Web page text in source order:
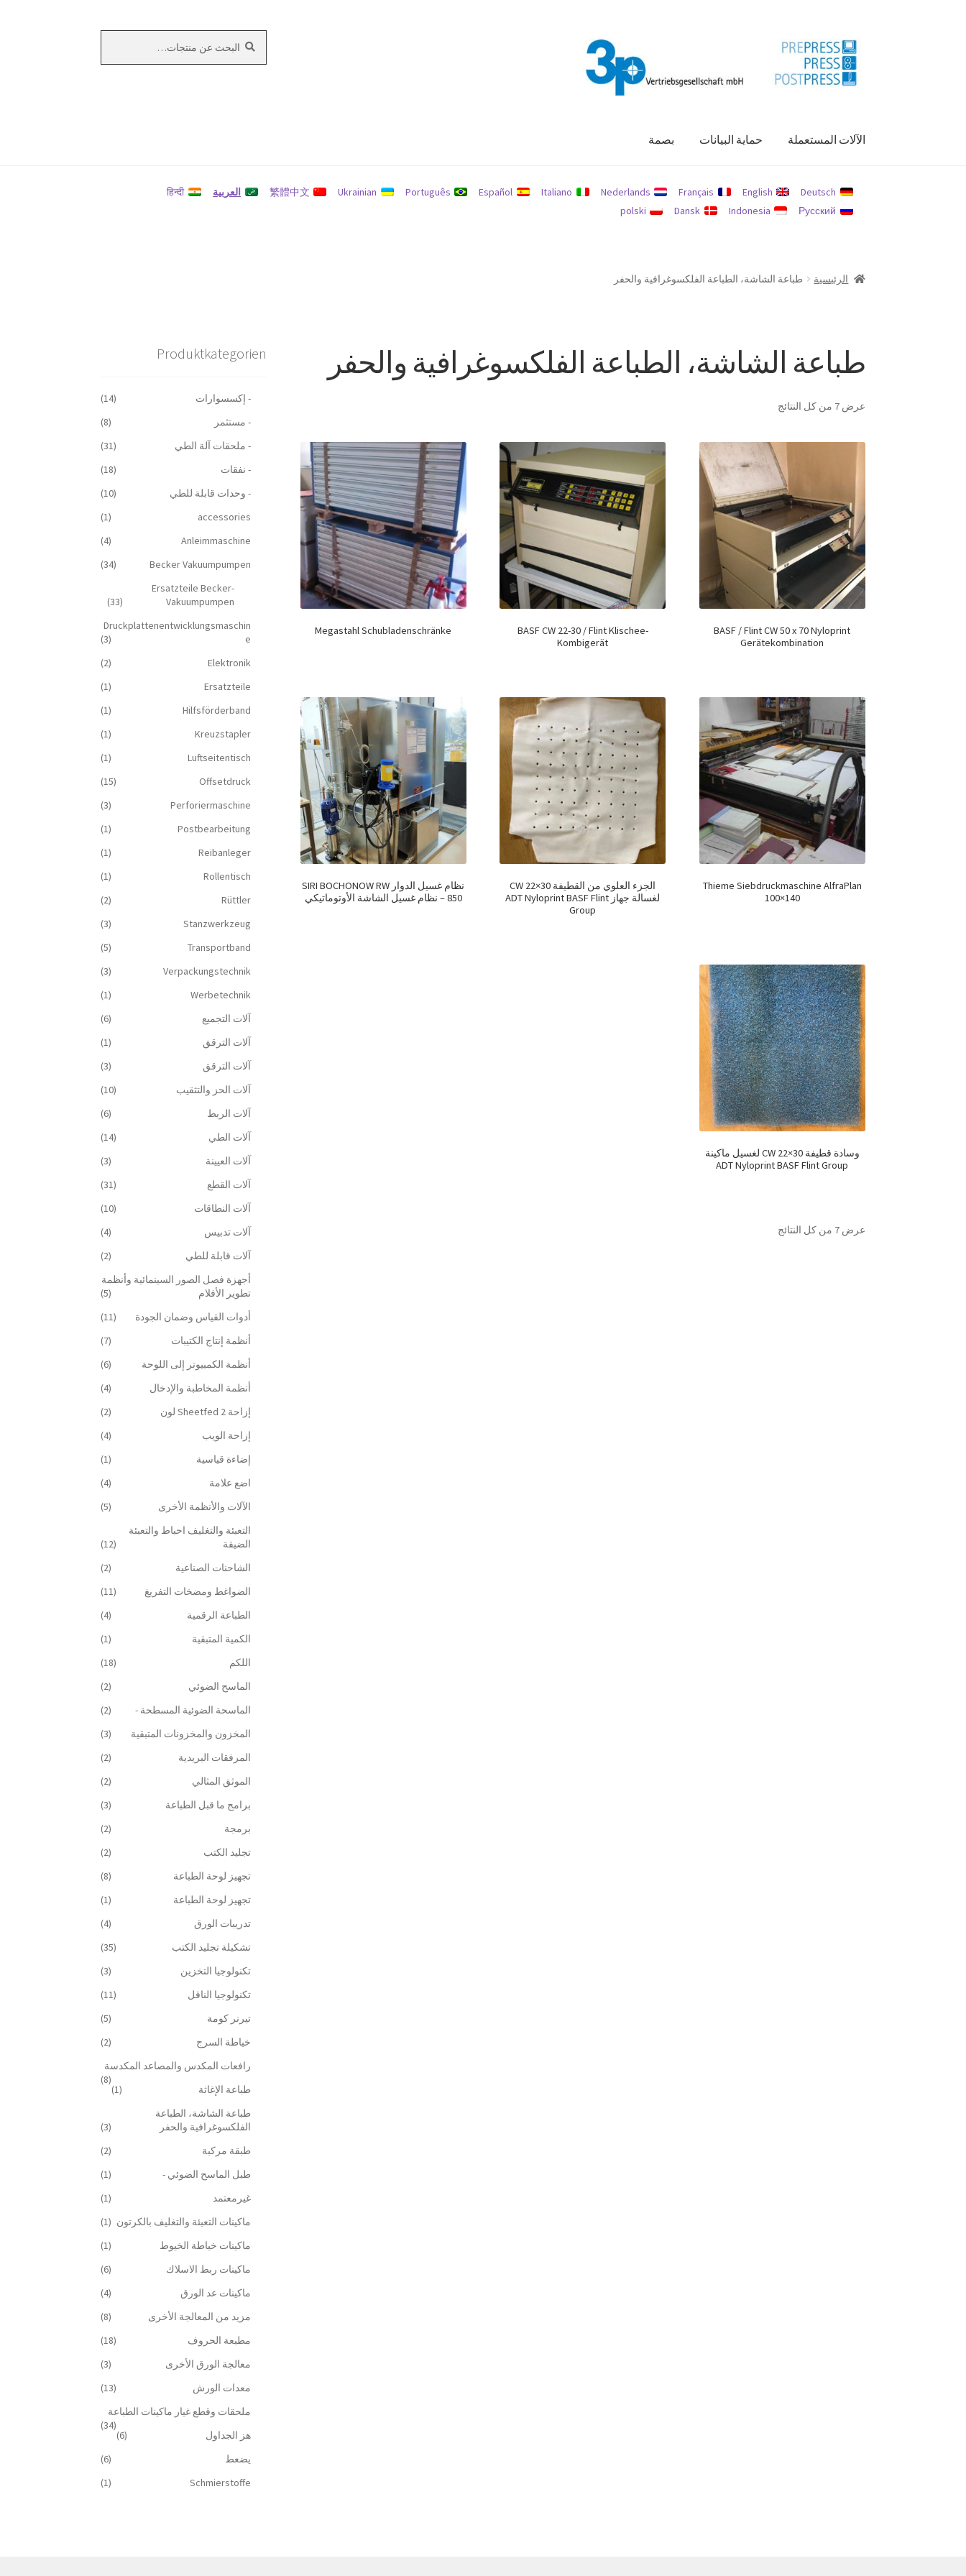
Skip
to
navigation
Skip
to
content
عن:
الآلات المستعملة حماية البيانات بصمة
Deutsch
English
Français
Nederlands
Italiano
Español
Português
Ukrainian
繁體中文 العربية
हिन्दी
Русский
Indonesia
Dansk
polski
الرئيسية طباعة الشاشة، الطباعة الفلكسوغرافية والحفر
طباعة الشاشة، الطباعة الفلكسوغرافية والحفر
عرض ⁦7⁩ من كل النتائج
BASF / Flint CW 50 x 70 Nyloprint
Gerätekombination
BASF CW 22-30 / Flint Klischee-
Kombigerät
Megastahl Schubladenschränke
Thieme Siebdruckmaschine AlfraPlan
100×140
الجزء العلوي من القطيفة CW 22×30
لغسالة جهاز ADT Nyloprint BASF Flint
Group
نظام غسيل الدوار SIRI BOCHONOW RW
850 – نظام غسيل الشاشة الأوتوماتيكي
وسادة قطيفة CW 22×30 لغسيل ماكينة
ADT Nyloprint BASF Flint Group
عرض ⁦7⁩ من كل النتائج
Produktkategorien
- إكسسوارات
(14)
- مستثمر
(8)
- ملحقات آلة الطي
(31)
- نفقات
(18)
- وحدات قابلة للطي
(10)
accessories
(1)
Anleimmaschine
(4)
Becker Vakuumpumpen
(34)
Ersatzteile Becker-
Vakuumpumpen
(33)
Druckplattenentwicklungsmaschin
e
(3)
Elektronik
(2)
Ersatzteile
(1)
Hilfsförderband
(1)
Kreuzstapler
(1)
Luftseitentisch
(1)
Offsetdruck
(15)
Perforiermaschine
(3)
Postbearbeitung
(1)
Reibanleger
(1)
Rollentisch
(1)
Rüttler
(2)
Stanzwerkzeug
(3)
Transportband
(5)
Verpackungstechnik
(3)
Werbetechnik
(1)
آلات التجميع
(6)
آلات الترقق
(1)
آلات الترقق
(3)
آلات الحز والتثقيب
(10)
آلات الربط
(6)
آلات الطي
(14)
آلات العيينة
(3)
آلات القطع
(31)
آلات النطاقات
(10)
آلات تدبيس
(4)
آلات قابلة للطي
(2)
أجهزة فصل الصور السينمائية وأنظمة
تطوير الأفلام
(5)
أدوات القياس وضمان الجودة
(11)
أنظمة إنتاج الكتيبات
(7)
أنظمة الكمبيوتر إلى اللوحة
(6)
أنظمة المخاطبة والإدخال
(4)
إزاحة Sheetfed 2 لون
(2)
إزاحة الويب
(4)
إضاءة قياسية
(1)
اضع علامة
(4)
الآلات والأنظمة الأخرى
(5)
التعبئة والتغليف احباط والتعبئة
الضيقة
(12)
الشاحنات الصناعية
(2)
الضواغط ومضخات التفريغ
(11)
الطباعة الرقمية
(4)
الكمية المتبقية
(1)
اللكم
(18)
الماسح الضوئي
(2)
الماسحة الضوئية المسطحة -
(2)
المخزون والمخزونات المتبقية
(3)
المرفقات البريدية
(2)
الموثق المثالي
(2)
برامج ما قبل الطباعة
(3)
برمجة
(2)
تجليد الكتب
(2)
تجهيز لوحة الطباعة
(8)
تجهيز لوحة الطباعة
(1)
تدريبات الورق
(4)
تشكيلة تجليد الكتب
(35)
تكنولوجيا التخزين
(3)
تكنولوجيا الناقل
(11)
تيرنر كومة
(5)
خياطة السرج
(2)
رافعات المكدس والمصاعد المكدسة
(8)
طباعة الإغاثة
(1)
طباعة الشاشة، الطباعة
الفلكسوغرافية والحفر
(3)
طبقة مركبة
(2)
طبل الماسح الضوئي -
(1)
غيرمعتمد
(1)
ماكينات التعبئة والتغليف بالكرتون (1)
ماكينات خياطة الخيوط
(1)
ماكينات ربط الاسلاك
(6)
ماكينات عد الورق
(4)
مزيد من المعالجة الأخرى
(8)
مطبعة الحروف
(18)
معالجة الورق الأخرى
(3)
معدات الورش
(13)
ملحقات وقطع غيار ماكينات الطباعة
(34)
هز الجداول
(6)
يضعط
(6)
Schmierstoffe
(1)